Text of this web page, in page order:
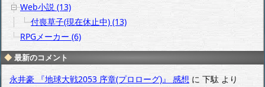
Web小説 (13)
付喪草子(現在休止中) (13)
RPGメーカー (6)
最新のコメント
永井豪 『地球大戦2053 序章(プロローグ)』 感想 に下駄より